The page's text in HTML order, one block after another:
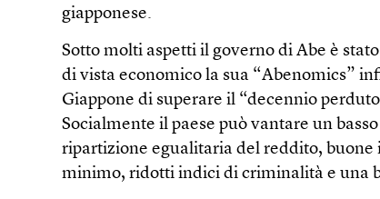
giapponese.
Sotto molti aspetti il governo di Abe è
di vista economico la sua “Abenomics”
Giappone di superare il “decennio
Socialmente il paese può vantare un
ripartizione egualitaria del reddito,
minimo, ridotti indici di criminalità e una